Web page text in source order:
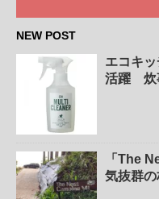
NEW POST
エコキ
活躍 炊
「The
気抜群の